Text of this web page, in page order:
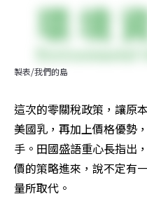
製表/我們的島
這次的零關稅政策，讓原
美國乳，再加上價格優勢
手。田國盛語重心長指出
價的策略進來，說不定有
量所取代。